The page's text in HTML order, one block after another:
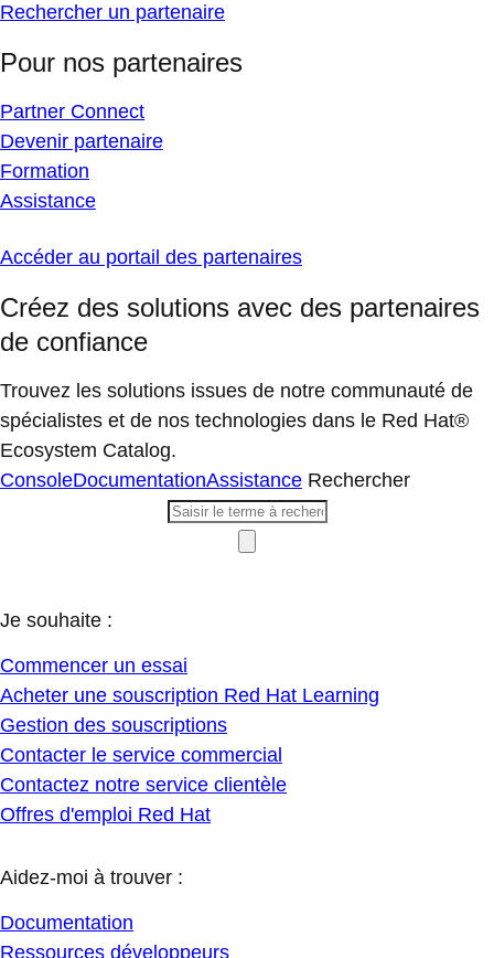
Rechercher un partenaire
Pour nos partenaires
Partner Connect
Devenir partenaire
Formation
Assistance
Accéder au portail des partenaires
Créez des solutions avec des partenaires
de confiance
Trouvez les solutions issues de notre communauté de
spécialistes et de nos technologies dans le Red Hat®
Ecosystem Catalog.
ConsoleDocumentationAssistance Rechercher
Je souhaite :
Commencer un essai
Acheter une souscription Red Hat Learning
Gestion des souscriptions
Contacter le service commercial
Contactez notre service clientèle
Offres d'emploi Red Hat
Aidez-moi à trouver :
Documentation
Ressources développeurs